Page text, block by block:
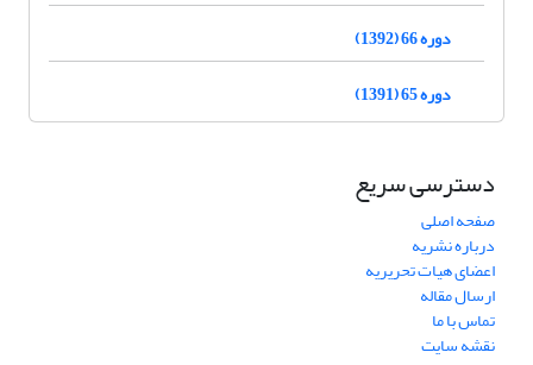
دوره 66 (1392)
دوره 65 (1391)
دسترسی سریع
صفحه اصلی
درباره نشریه
اعضای هیات تحریریه
ارسال مقاله
تماس با ما
نقشه سایت